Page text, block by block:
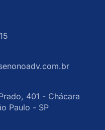
401 - Chácara
Paulo - SP